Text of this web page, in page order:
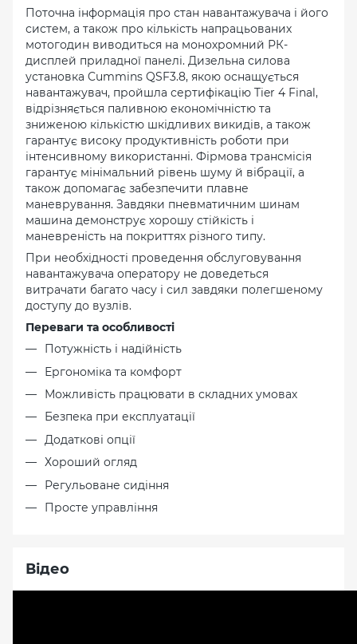
Поточна інформація про стан навантажувача і його
систем, а також про кількість напрацьованих
мотогодин виводиться на монохромний РК-
дисплей приладної панелі. Дизельна силова
установка Cummins QSF3.8, якою оснащується
навантажувач, пройшла сертифікацію Tier 4 Final,
відрізняється паливною економічністю та
зниженою кількістю шкідливих викидів, а також
гарантує високу продуктивність роботи при
інтенсивному використанні. Фірмова трансмісія
гарантує мінімальний рівень шуму й вібрації, а
також допомагає забезпечити плавне
маневрування. Завдяки пневматичним шинам
машина демонструє хорошу стійкість і
маневреність на покриттях різного типу.
При необхідності проведення обслуговування
навантажувача оператору не доведеться
витрачати багато часу і сил завдяки полегшеному
доступу до вузлів.
Переваги та особливості
Потужність і надійність
Ергономіка та комфорт
Можливість працювати в складних умовах
Безпека при експлуатації
Додаткові опції
Хороший огляд
Регульоване сидіння
Просте управління
Відео